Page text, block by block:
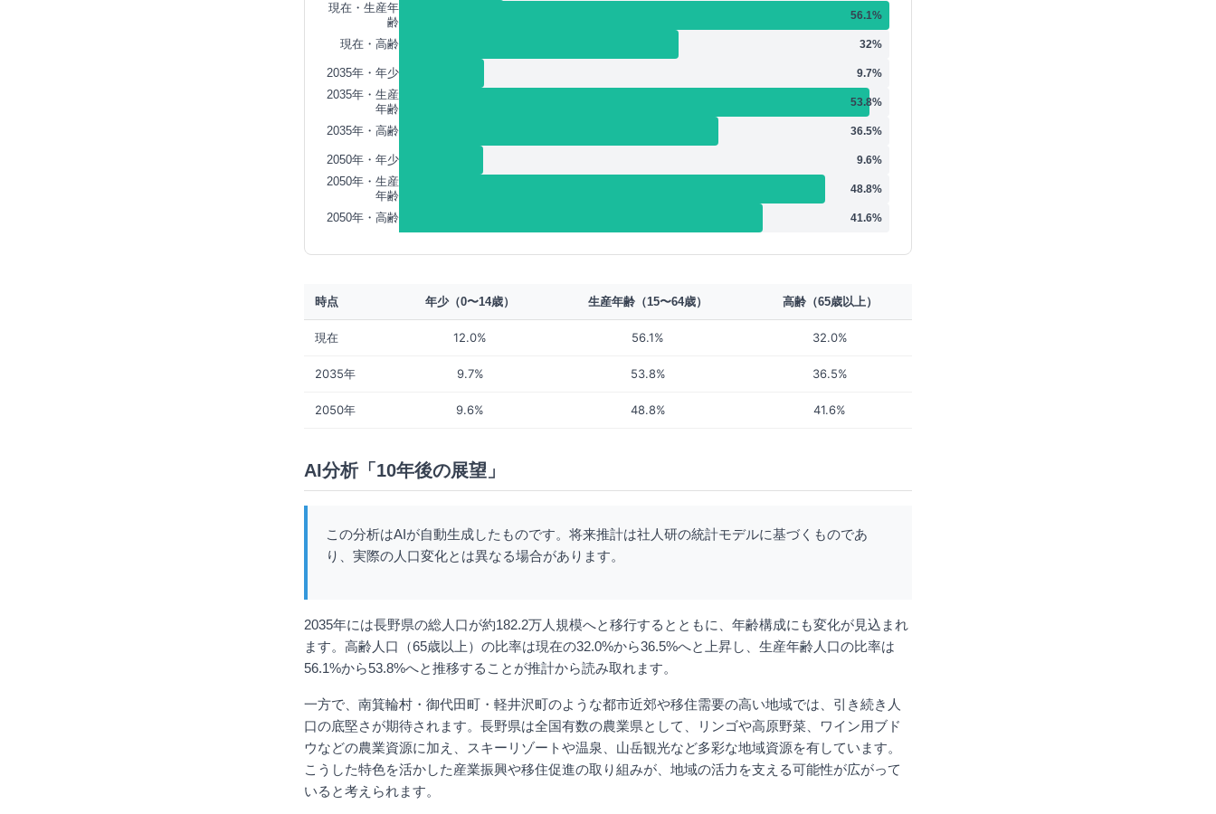
現在・生産年
齢
56.1%
現在・高齢 32%
2035年・年少 9.7%
2035年・生産
年齢
53.8%
2035年・高齢 36.5%
2050年・年少 9.6%
2050年・生産
年齢
48.8%
2050年・高齢 41.6%
時点 年少（0〜14歳） 生産年齢（15〜64歳） 高齢（65歳以上）
現在 12.0% 56.1% 32.0%
2035年 9.7% 53.8% 36.5%
2050年 9.6% 48.8% 41.6%
AI分析「10年後の展望」
この分析はAIが自動生成したものです。将来推計は社人研の統計モデルに基づくものであ
り、実際の人口変化とは異なる場合があります。
2035年には長野県の総人口が約182.2万人規模へと移行するとともに、年齢構成にも変化が見込まれ
ます。高齢人口（65歳以上）の比率は現在の32.0%から36.5%へと上昇し、生産年齢人口の比率は
56.1%から53.8%へと推移することが推計から読み取れます。
一方で、南箕輪村・御代田町・軽井沢町のような都市近郊や移住需要の高い地域では、引き続き人
口の底堅さが期待されます。長野県は全国有数の農業県として、リンゴや高原野菜、ワイン用ブド
ウなどの農業資源に加え、スキーリゾートや温泉、山岳観光など多彩な地域資源を有しています。
こうした特色を活かした産業振興や移住促進の取り組みが、地域の活力を支える可能性が広がって
いると考えられます。